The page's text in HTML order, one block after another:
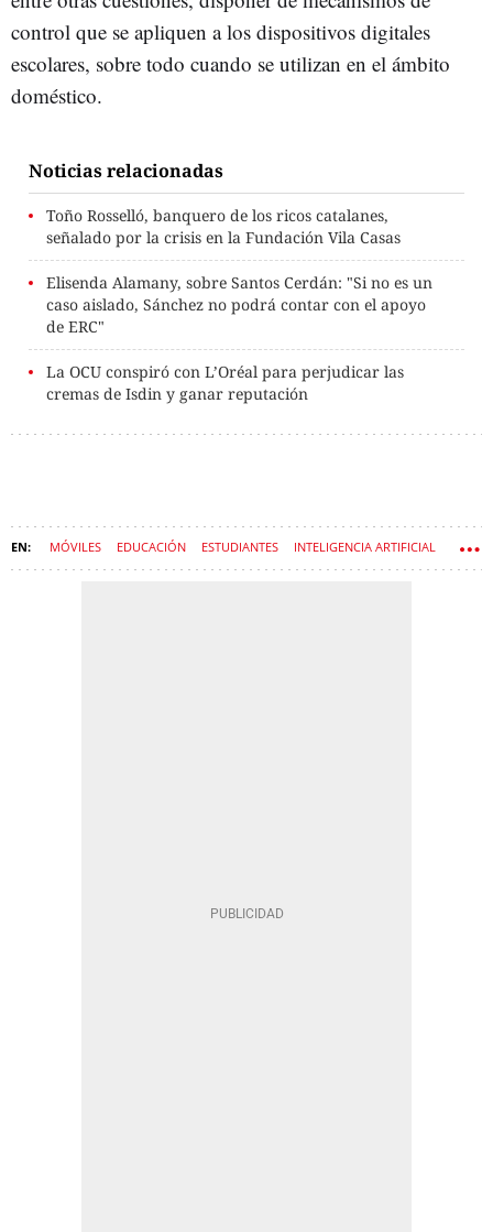
control que se apliquen a los dispositivos digitales
escolares, sobre todo cuando se utilizan en el ámbito
doméstico.
Noticias relacionadas
Toño Rosselló, banquero de los ricos catalanes,
señalado por la crisis en la Fundación Vila Casas
Elisenda Alamany, sobre Santos Cerdán: "Si no es un
caso aislado, Sánchez no podrá contar con el apoyo
de ERC"
La OCU conspiró con L’Oréal para perjudicar las
cremas de Isdin y ganar reputación
MÓVILES EDUCACIÓN ESTUDIANTES INTELIGENCIA ARTIFICIAL